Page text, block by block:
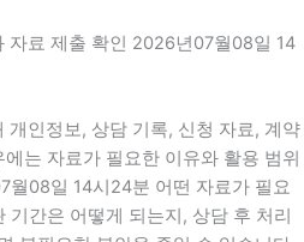
자료 제출 확인 2026년07월08일 14
개인정보, 상담 기록, 신청 자료, 계약
는 자료가 필요한 이유와 활용 범위
월08일 14시24분 어떤 자료가 필요
기간은 어떻게 되는지, 상담 후 처리